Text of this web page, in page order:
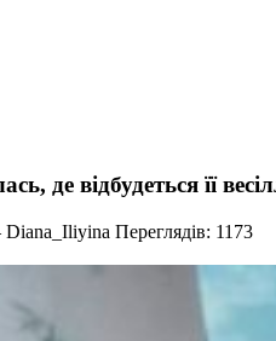
де відбудеться її
Diana_Iliyina Переглядів: 1173